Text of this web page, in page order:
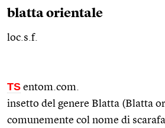
blatta orientale
loc.s.f.
TS entom.com.
insetto del genere Blatta (Blatta
comunemente col nome di